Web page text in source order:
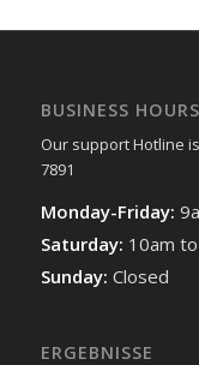
BUSINESS HOURS
Our support Hotline
7891
Monday-Friday:
Saturday: 10am
Sunday: Closed
ERGEBNISSE